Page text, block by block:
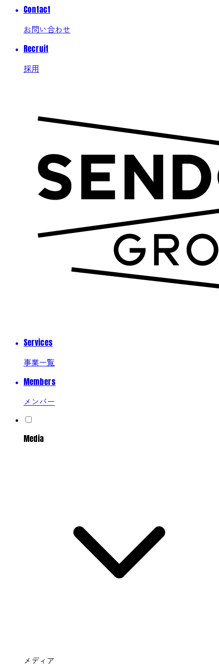
Contact
お問い合わせ
Recruit
採用
Services
事業一覧
Members
メンバー
Media
メディア